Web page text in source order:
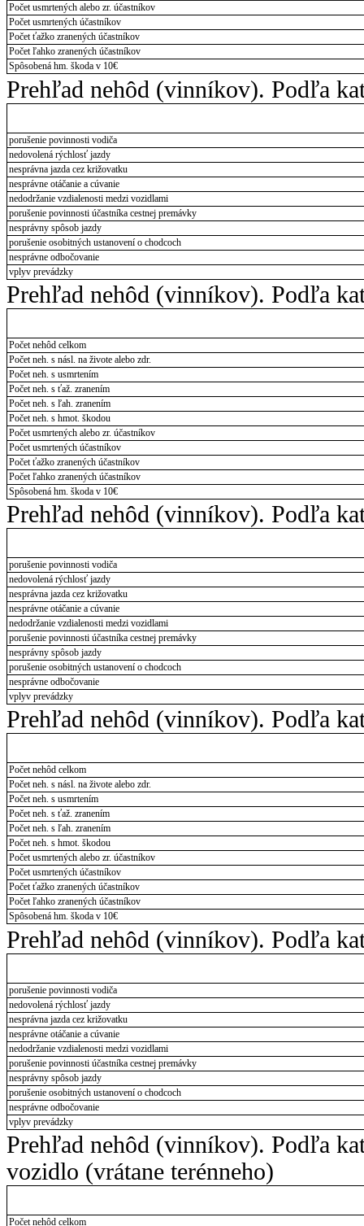
Počet usmrtených alebo zr. účastníkov
Počet usmrtených účastníkov
Počet ťažko zranených účastníkov
Počet ľahko zranených účastníkov
Spôsobená hm. škoda v 10€
Prehľad nehôd (vinníkov). Podľa
porušenie povinnosti vodiča
nedovolená rýchlosť jazdy
nesprávna jazda cez križovatku
nesprávne otáčanie a cúvanie
nedodržanie vzdialenosti medzi vozidlami
porušenie povinnosti účastníka cestnej premávky
nesprávny spôsob jazdy
porušenie osobitných ustanovení o chodcoch
nesprávne odbočovanie
vplyv prevádzky
Prehľad nehôd (vinníkov). Podľa
Počet nehôd celkom
Počet neh. s násl. na živote alebo zdr.
Počet neh. s usmrtením
Počet neh. s ťaž. zranením
Počet neh. s ľah. zranením
Počet neh. s hmot. škodou
Počet usmrtených alebo zr. účastníkov
Počet usmrtených účastníkov
Počet ťažko zranených účastníkov
Počet ľahko zranených účastníkov
Spôsobená hm. škoda v 10€
Prehľad nehôd (vinníkov). Podľa
porušenie povinnosti vodiča
nedovolená rýchlosť jazdy
nesprávna jazda cez križovatku
nesprávne otáčanie a cúvanie
nedodržanie vzdialenosti medzi vozidlami
porušenie povinnosti účastníka cestnej premávky
nesprávny spôsob jazdy
porušenie osobitných ustanovení o chodcoch
nesprávne odbočovanie
vplyv prevádzky
Prehľad nehôd (vinníkov). Podľa
Počet nehôd celkom
Počet neh. s násl. na živote alebo zdr.
Počet neh. s usmrtením
Počet neh. s ťaž. zranením
Počet neh. s ľah. zranením
Počet neh. s hmot. škodou
Počet usmrtených alebo zr. účastníkov
Počet usmrtených účastníkov
Počet ťažko zranených účastníkov
Počet ľahko zranených účastníkov
Spôsobená hm. škoda v 10€
Prehľad nehôd (vinníkov). Podľa
porušenie povinnosti vodiča
nedovolená rýchlosť jazdy
nesprávna jazda cez križovatku
nesprávne otáčanie a cúvanie
nedodržanie vzdialenosti medzi vozidlami
porušenie povinnosti účastníka cestnej premávky
nesprávny spôsob jazdy
porušenie osobitných ustanovení o chodcoch
nesprávne odbočovanie
vplyv prevádzky
Prehľad nehôd (vinníkov). Podľa
vozidlo (vrátane terénneho)
Počet nehôd celkom